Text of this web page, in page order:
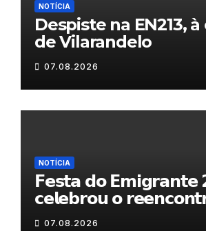
NOTÍCIA
Despiste na EN213,
de Vilarandelo
07.08.2026
NOTÍCIA
𝗙𝗲𝘀𝘁𝗮 𝗱𝗼 𝗘𝗺𝗶𝗴𝗿𝗮𝗻𝘁𝗲
𝗰𝗲𝗹𝗲𝗯𝗿𝗼𝘂 𝗼
𝗹𝗮𝗰̧𝗼𝘀 𝗾𝘂𝗲 𝘂𝗻𝗲𝗺
07.08.2026